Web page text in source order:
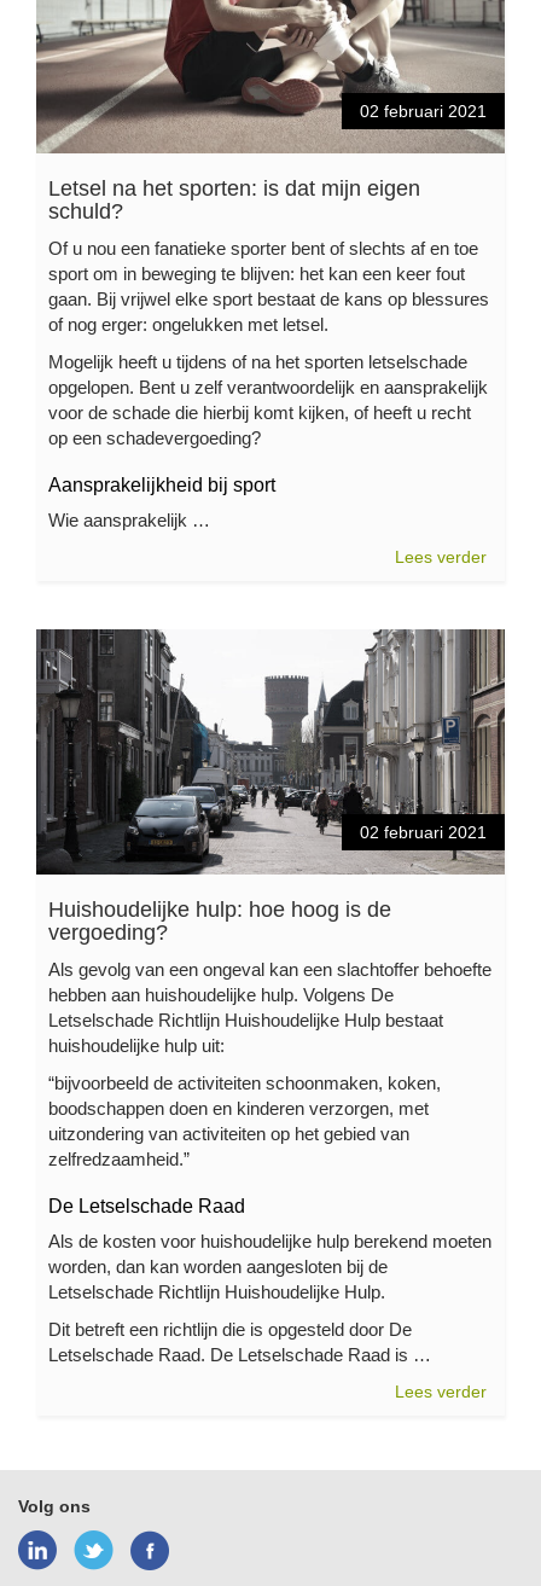
02 februari 2021
Letsel na het sporten: is dat mijn eigen
schuld?
Of u nou een fanatieke sporter bent of slechts af en toe
sport om in beweging te blijven: het kan een keer fout
gaan. Bij vrijwel elke sport bestaat de kans op blessures
of nog erger: ongelukken met letsel.
Mogelijk heeft u tijdens of na het sporten letselschade
opgelopen. Bent u zelf verantwoordelijk en aansprakelijk
voor de schade die hierbij komt kijken, of heeft u recht
op een schadevergoeding?
Aansprakelijkheid bij sport
Wie aansprakelijk …
Lees verder
02 februari 2021
Huishoudelijke hulp: hoe hoog is de
vergoeding?
Als gevolg van een ongeval kan een slachtoffer behoefte
hebben aan huishoudelijke hulp. Volgens De
Letselschade Richtlijn Huishoudelijke Hulp bestaat
huishoudelijke hulp uit:
“bijvoorbeeld de activiteiten schoonmaken, koken,
boodschappen doen en kinderen verzorgen, met
uitzondering van activiteiten op het gebied van
zelfredzaamheid.”
De Letselschade Raad
Als de kosten voor huishoudelijke hulp berekend moeten
worden, dan kan worden aangesloten bij de
Letselschade Richtlijn Huishoudelijke Hulp.
Dit betreft een richtlijn die is opgesteld door De
Letselschade Raad. De Letselschade Raad is …
Lees verder
Volg ons